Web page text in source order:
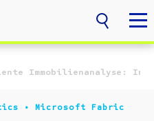
Immobilienanalyse:
• Microsoft Fabric